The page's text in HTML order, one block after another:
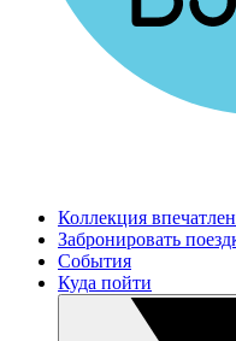
Коллекция
Забронировать
События
Куда пойти